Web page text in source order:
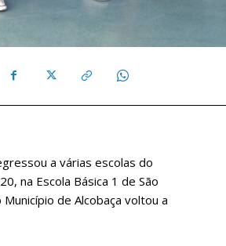
a várias escolas do
na Escola Básica 1 de São
de Alcobaça voltou a